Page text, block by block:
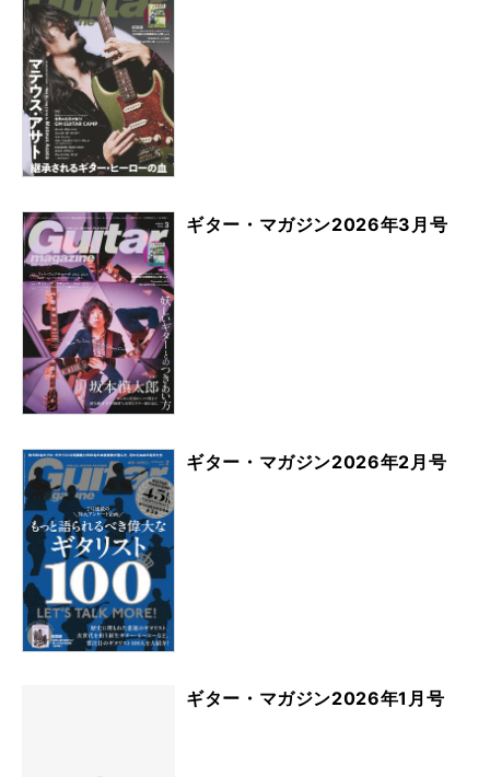
ギター・マガジン2026年3月号
ギター・マガジン2026年2月号
ギター・マガジン2026年1月号